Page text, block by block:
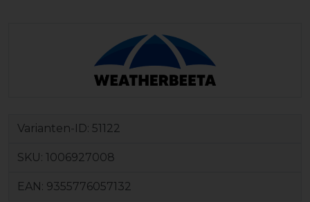
Varianten-ID: 51122
SKU: 1006927008
EAN: 9355776057132